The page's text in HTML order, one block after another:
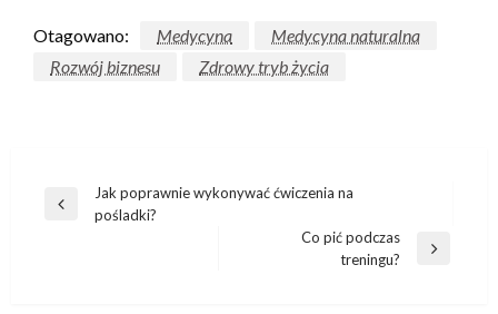
Otagowano: Medycyna
Medycyna naturalna
Rozwój biznesu
Zdrowy tryb życia
Nawigacja
wpisu
Poprzedni
Jak poprawnie wykonywać ćwiczenia na
pośladki?
Co pić podczas
treningu?